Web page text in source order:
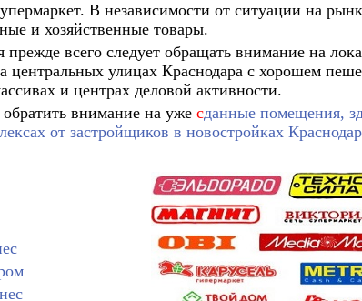
В независимости от ситуации на
и хозяйственные товары.
всего следует обращать внимание на
центральных улицах Краснодара с хорошем
и центрах деловой активности.
внимание на уже сданные помещения,
от застройщиков в новостройках